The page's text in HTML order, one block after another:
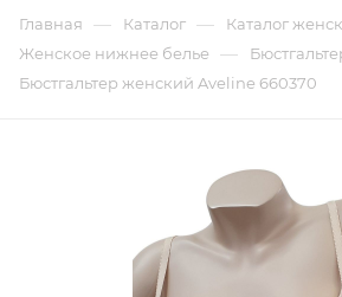
Главная — Каталог — Каталог
Женское нижнее белье —
Бюстгальтер женский Aveline 660370